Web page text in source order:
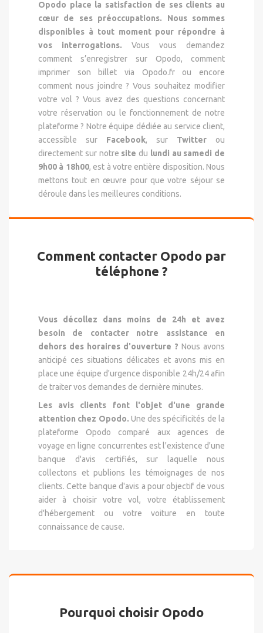
Opodo place la satisfaction de ses clients au
cœur de ses préoccupations. Nous sommes
disponibles à tout moment pour répondre à
vos interrogations. Vous vous demandez
comment s’enregistrer sur Opodo, comment
imprimer son billet via Opodo.fr ou encore
comment nous joindre ? Vous souhaitez modifier
votre vol ? Vous avez des questions concernant
votre réservation ou le fonctionnement de notre
plateforme ? Notre équipe dédiée au service client,
accessible sur Facebook, sur Twitter ou
directement sur notre site du lundi au samedi de
9h00 à 18h00, est à votre entière disposition. Nous
mettons tout en œuvre pour que votre séjour se
déroule dans les meilleures conditions.
Comment contacter Opodo par
téléphone ?
Vous décollez dans moins de 24h et avez
besoin de contacter notre assistance en
dehors des horaires d'ouverture ? Nous avons
anticipé ces situations délicates et avons mis en
place une équipe d'urgence disponible 24h/24 afin
de traiter vos demandes de dernière minutes.
Les avis clients font l'objet d'une grande
attention chez Opodo. Une des spécificités de la
plateforme Opodo comparé aux agences de
voyage en ligne concurrentes est l'existence d'une
banque d'avis certifiés, sur laquelle nous
collectons et publions les témoignages de nos
clients. Cette banque d'avis a pour objectif de vous
aider à choisir votre vol, votre établissement
d'hébergement ou votre voiture en toute
connaissance de cause.
Pourquoi choisir Opodo